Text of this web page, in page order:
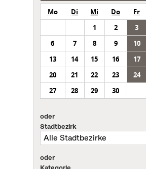
Mo Di Mi Do Fr
1
2 3
6
7 8 9 10
13
14 15 16 17
20
21 22 23 24
27
28 29 30
oder
Stadtbezirk
oder